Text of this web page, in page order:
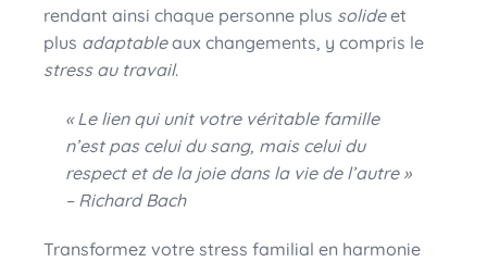
rendant ainsi chaque personne plus solideet
plus adaptableaux changements, y compris le
stress au travail.
« Le lien qui unit votre véritable famille
n’est pas celui du sang, mais celui du
respect et de la joie dans la vie de l’autre »
– Richard Bach
Transformez votre stress familial en harmonie